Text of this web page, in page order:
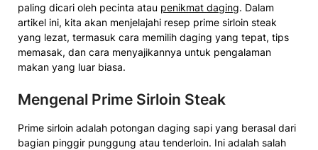
paling dicari oleh pecinta atau penikmat daging. Dalam
artikel ini, kita akan menjelajahi resep prime sirloin steak
yang lezat, termasuk cara memilih daging yang tepat, tips
memasak, dan cara menyajikannya untuk pengalaman
makan yang luar biasa.
Mengenal Prime Sirloin Steak
Prime sirloin adalah potongan daging sapi yang berasal dari
bagian pinggir punggung atau tenderloin. Ini adalah salah